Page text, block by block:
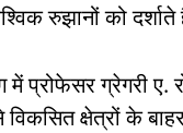
रुझानों को दर्शाते
में प्रोफेसर ग्रेगरी
क्षेत्रों के